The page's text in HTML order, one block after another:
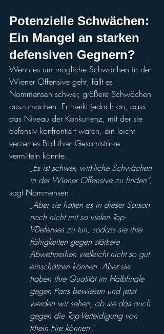
Potenzielle Schwächen:
Ein Mangel an starken
defensiven Gegnern?
Wenn es um mögliche Schwächen in der
Wiener Offensive geht, fällt es
Nommensen schwer, größere Schwächen
auszumachen. Er merkt jedoch an, dass
das Niveau der Konkurrenz, mit der sie
defensiv konfrontiert waren, ein leicht
verzerrtes Bild ihrer Gesamtstärke
vermitteln könnte.
„Es ist schwer, wirkliche Schwächen
in der Wiener Offensive zu finden“,
sagt Nommensen.
„Aber sie hatten es in dieser Saison
noch nicht mit so vielen Top-
VDefenses zu tun, sodass sie ihre
Fähigkeiten gegen stärkere
Abwehrreihen vielleicht nicht so gut
einschätzen können. Aber sie
haben ihre Qualität im Halbfinale
gegen Paris bewiesen und jetzt
werden wir sehen, ob sie das auch
gegen die Top-Verteidigung von
Rhein Fire können."